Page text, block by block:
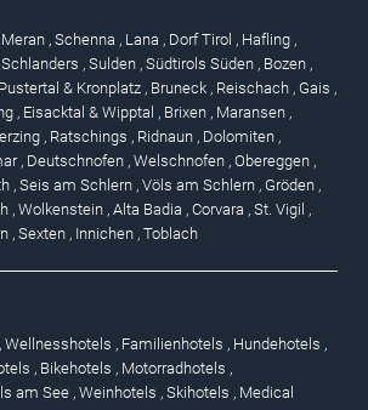
Meran , Schenna , Lana , Dorf Tirol , Hafling ,
Schlanders , Sulden , Südtirols Süden , Bozen ,
Pustertal & Kronplatz , Bruneck , Reischach , Gais ,
, Eisacktal & Wipptal , Brixen , Maransen ,
, Ratschings , Ridnaun , Dolomiten ,
, Deutschnofen , Welschnofen , Obereggen ,
, Seis am Schlern , Völs am Schlern , Gröden ,
, Wolkenstein , Alta Badia , Corvara , St. Vigil ,
, Sexten , Innichen , Toblach
, Wellnesshotels , Familienhotels , Hundehotels ,
, Bikehotels , Motorradhotels ,
am See , Weinhotels , Skihotels , Medical